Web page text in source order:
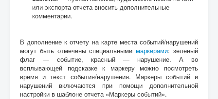
или экспорта отчета вносить дополнительные
комментарии.
В дополнение к отчету на карте места событий/нарушений
могут быть отмечены специальнымимаркерами: зеленый
флаг — событие, красный — нарушение. А во
всплывающей подсказке к маркеру можно посмотреть
время и текст события/нарушения. Маркеры событий и
нарушений включаются при помощи дополнительной
настройки в шаблоне отчета «Маркеры событий».